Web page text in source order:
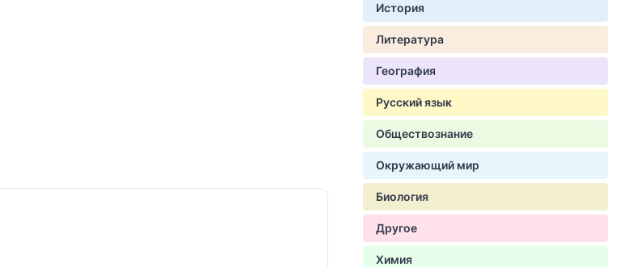
История
Литература
География
Русский язык
Обществознание
Окружающий мир
Биология
Другое
Химия